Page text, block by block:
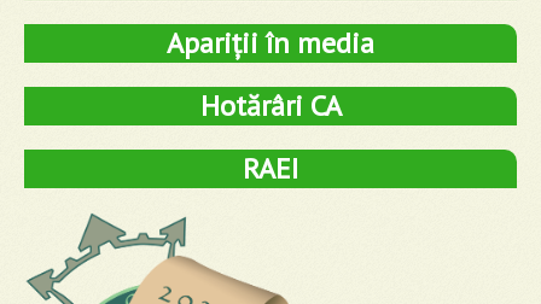
Apariții în media
Hotărâri CA
RAEI